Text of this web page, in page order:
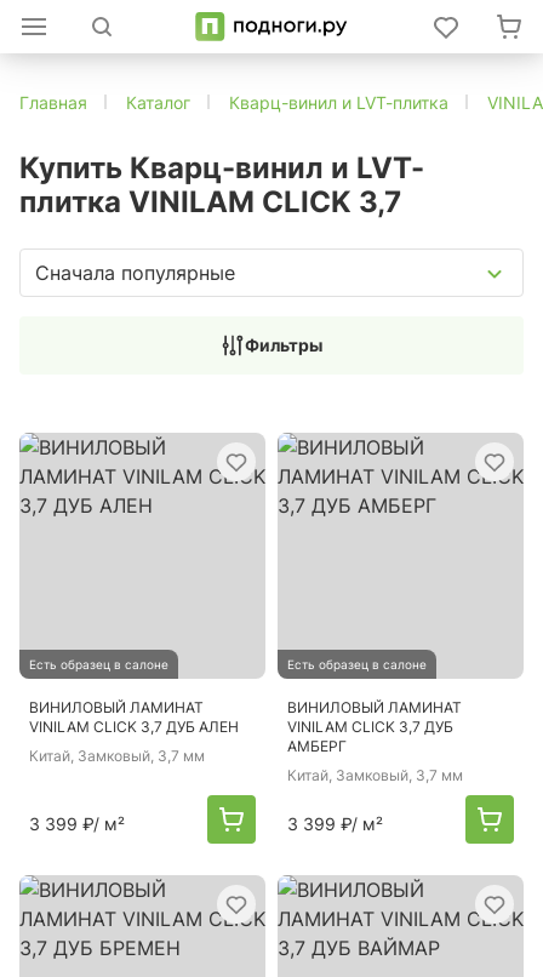
Главная Каталог Кварц-винил и LVT-плитка
Купить Кварц-винил и LVT-
плитка VINILAM CLICK 3,7
Сначала популярные
Фильтры
Есть образец в салоне
ВИНИЛОВЫЙ ЛАМИНАТ
VINILAM CLICK 3,7 ДУБ АЛЕН
Китай, Замковый, 3,7 мм
3 399 ₽/ м²
Есть образец в салоне
ВИНИЛОВЫЙ ЛАМИНАТ
VINILAM CLICK 3,7 ДУБ
АМБЕРГ
Китай, Замковый, 3,7 мм
3 399 ₽/ м²